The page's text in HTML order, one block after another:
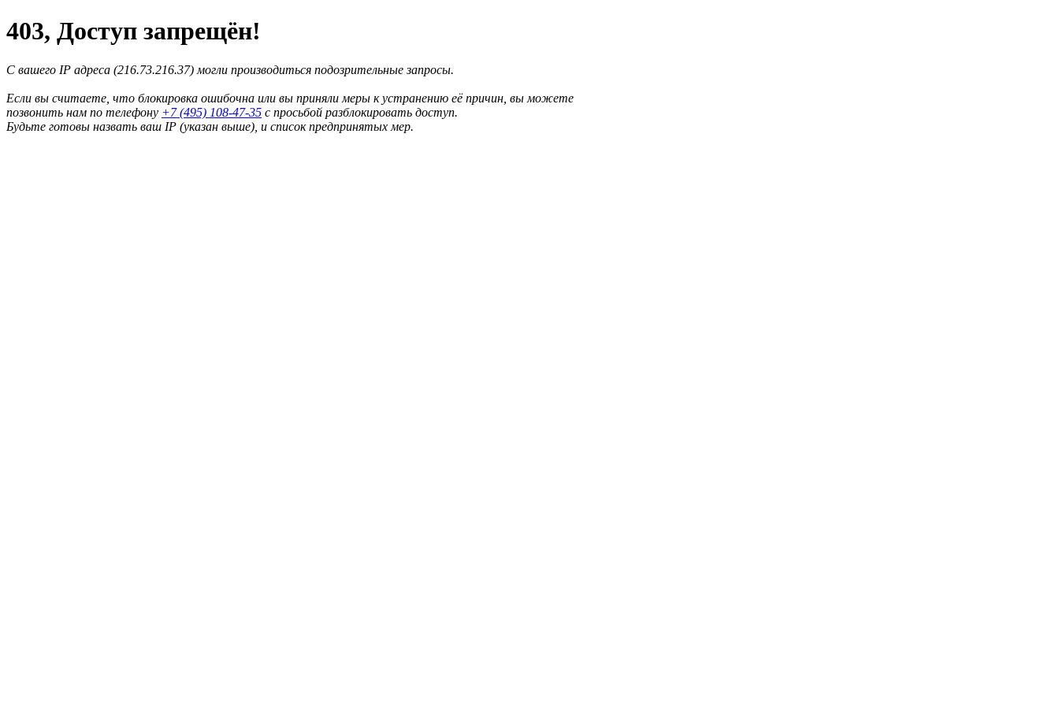
403, Доступ запрещён!
С вашего IP адреса (216.73.216.37) могли производиться подозрительные запросы.
Если вы считаете, что блокировка ошибочна или вы приняли меры к устранению её причин, вы можете
позвонить нам по телефону +7 (495) 108-47-35 с просьбой разблокировать доступ.
Будьте готовы назвать ваш IP (указан выше), и список предпринятых мер.